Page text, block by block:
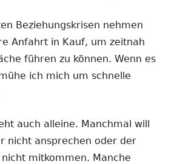
Beziehungskrisen nehmen
Anfahrt in Kauf, um zeitnah
führen zu können. Wenn es
ich mich um schnelle
auch alleine. Manchmal will
nicht ansprechen oder der
mitkommen. Manche